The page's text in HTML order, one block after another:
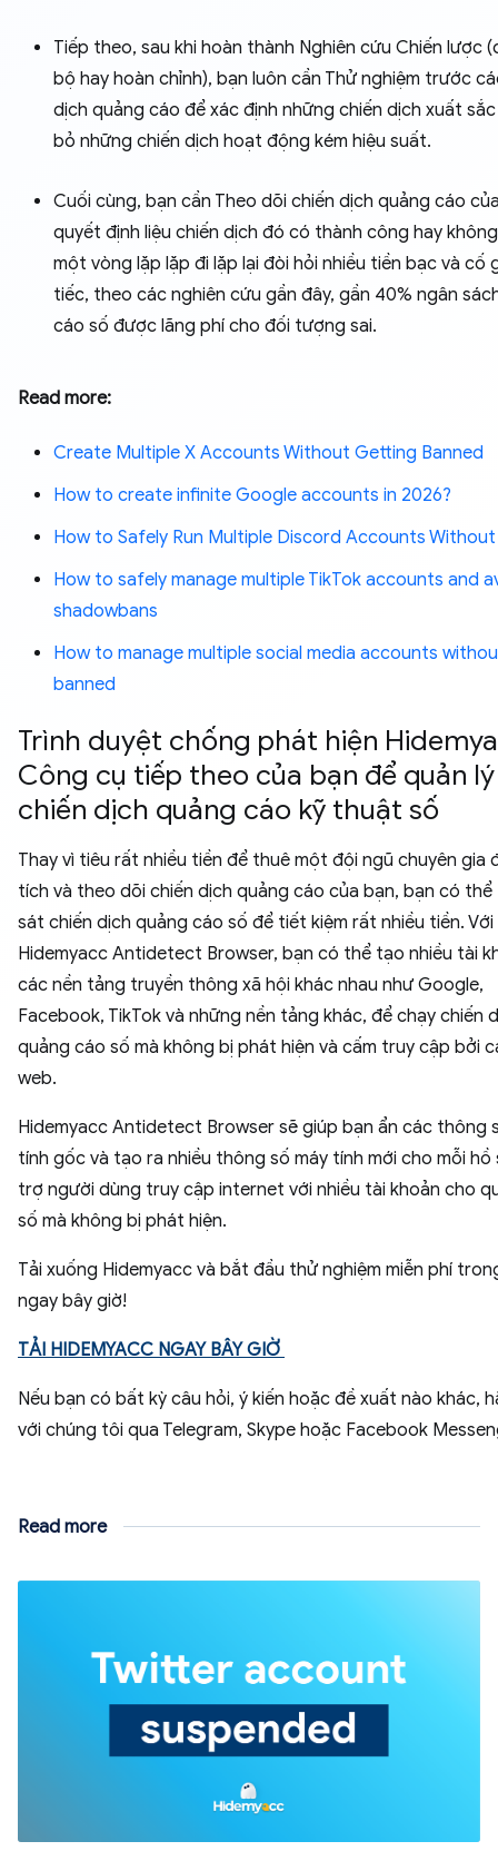
Tiếp theo, sau khi hoàn thành Nghiên cứu Chiến lược
bộ hay hoàn chỉnh), bạn luôn cần Thử nghiệm trước
dịch quảng cáo để xác định những chiến dịch xuất
bỏ những chiến dịch hoạt động kém hiệu suất.
Cuối cùng, bạn cần Theo dõi chiến dịch quảng cáo
quyết định liệu chiến dịch đó có thành công hay
một vòng lặp lặp đi lặp lại đòi hỏi nhiều tiền bạc và cố
tiếc, theo các nghiên cứu gần đây, gần 40% ngân
cáo số được lãng phí cho đối tượng sai.
Read more:
Create Multiple X Accounts Without Getting Banned
How to create infinite Google accounts in 2026?
How to Safely Run Multiple Discord Accounts Without
How to safely manage multiple TikTok accounts and
shadowbans
How to manage multiple social media accounts
banned
Trình duyệt chống phát hiện
Công cụ tiếp theo của bạn để quản
chiến dịch quảng cáo kỹ thuật số
Thay vì tiêu rất nhiều tiền để thuê một đội ngũ chuyên gia
tích và theo dõi chiến dịch quảng cáo của bạn, bạn có
sát chiến dịch quảng cáo số để tiết kiệm rất nhiều tiền. Với
Hidemyacc Antidetect Browser, bạn có thể tạo nhiều tài
các nền tảng truyền thông xã hội khác nhau như Google,
Facebook, TikTok và những nền tảng khác, để chạy chiến
quảng cáo số mà không bị phát hiện và cấm truy cập bởi
web.
Hidemyacc Antidetect Browser sẽ giúp bạn ẩn các thông
tính gốc và tạo ra nhiều thông số máy tính mới cho mỗi hồ
trợ người dùng truy cập internet với nhiều tài khoản cho
số mà không bị phát hiện.
Tải xuống Hidemyacc và bắt đầu thử nghiệm miễn phí
ngay bây giờ!
TẢI HIDEMYACC NGAY BÂY GIỜ
Nếu bạn có bất kỳ câu hỏi, ý kiến hoặc đề xuất nào khác,
với chúng tôi qua Telegram, Skype hoặc Facebook
Read more